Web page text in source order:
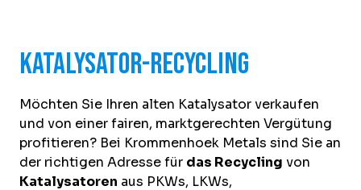
Katalysator-Recycling
Möchten Sie Ihren alten Katalysator verkaufen
und von einer fairen, marktgerechten Vergütung
profitieren? Bei Krommenhoek Metals sind Sie an
der richtigen Adresse für das Recycling von
Katalysatoren aus PKWs, LKWs,